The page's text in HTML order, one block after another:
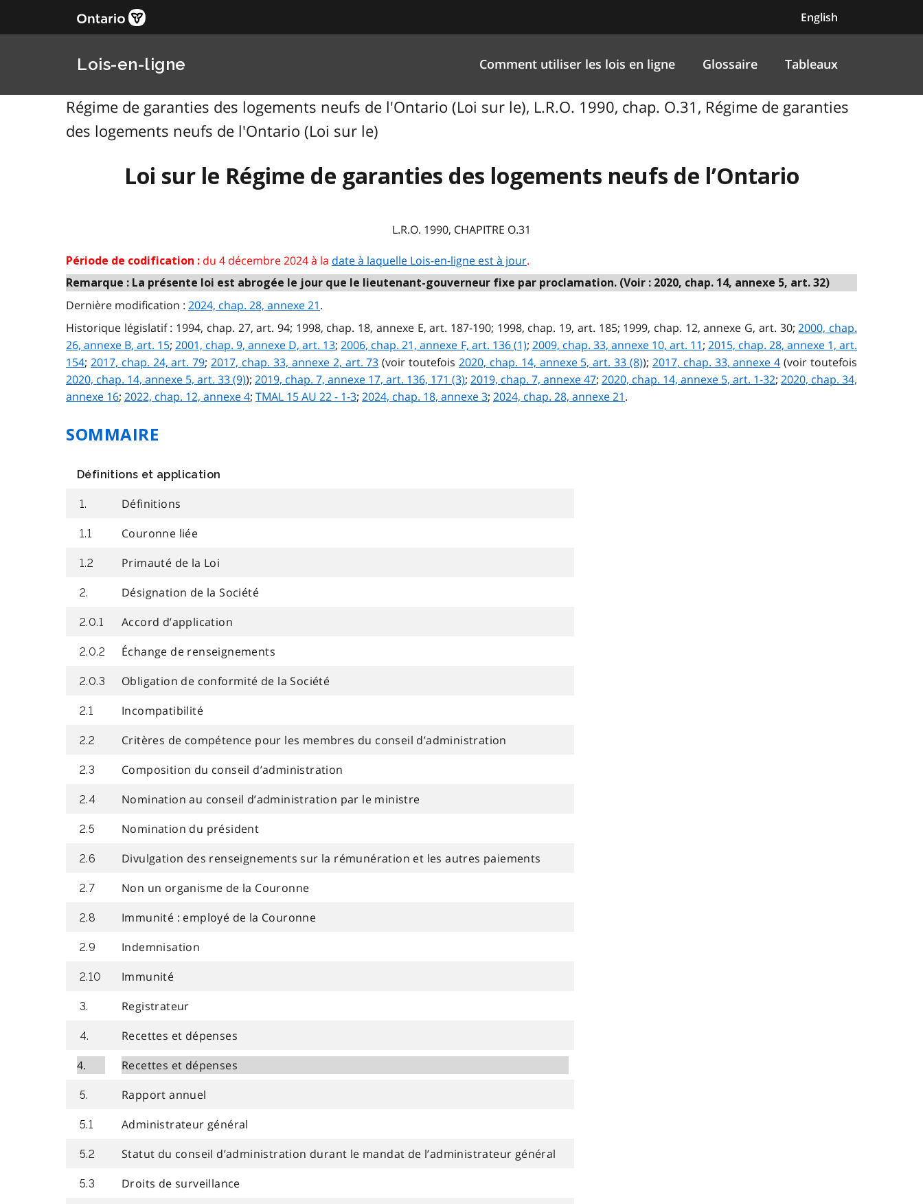
English
Lois-en-ligne Comment utiliser les lois en ligne Glossaire Tableaux
Régime de garanties des logements neufs de l'Ontario (Loi sur le), L.R.O. 1990, chap. O.31, Régime de garanties
des logements neufs de l'Ontario (Loi sur le)
Loi sur le Régime de garanties des logements neufs de l’Ontario
L.R.O. 1990, CHAPITRE O.31
Période de codification : du 4 décembre 2024 à la date à laquelle Lois-en-ligne est à jour.
Remarque : La présente loi est abrogée le jour que le lieutenant-gouverneur fixe par proclamation. (Voir : 2020, chap. 14, annexe 5, art. 32)
Dernière modification : 2024, chap. 28, annexe 21.
Historique législatif : 1994, chap. 27, art. 94; 1998, chap. 18, annexe E, art. 187-190; 1998, chap. 19, art. 185; 1999, chap. 12, annexe G, art. 30;2000, chap.
26, annexe B, art. 15;2001, chap. 9, annexe D, art. 13;2006, chap. 21, annexe F, art. 136 (1); 2009, chap. 33, annexe 10, art. 11; 2015, chap. 28, annexe 1, art.
154; 2017, chap. 24, art. 79;2017, chap. 33, annexe 2, art. 73 (voir toutefois 2020, chap. 14, annexe 5, art. 33 (8)); 2017, chap. 33, annexe 4 (voir toutefois
2020, chap. 14, annexe 5, art. 33 (9)); 2019, chap. 7, annexe 17, art. 136, 171 (3); 2019, chap. 7, annexe 47; 2020, chap. 14, annexe 5, art. 1-32; 2020, chap. 34,
annexe 16; 2022, chap. 12, annexe 4; TMAL 15 AU 22 - 1-3; 2024, chap. 18, annexe 3; 2024, chap. 28, annexe 21.
SOMMAIRE
Définitions et application
1. Définitions
1.1 Couronne liée
1.2 Primauté de la Loi
2. Désignation de la Société
2.0.1 Accord d’application
2.0.2 Échange de renseignements
2.0.3 Obligation de conformité de la Société
2.1 Incompatibilité
2.2 Critères de compétence pour les membres du conseil d’administration
2.3 Composition du conseil d’administration
2.4 Nomination au conseil d’administration par le ministre
2.5 Nomination du président
2.6 Divulgation des renseignements sur la rémunération et les autres paiements
2.7 Non un organisme de la Couronne
2.8 Immunité : employé de la Couronne
2.9 Indemnisation
2.10 Immunité
3. Registrateur
4.
Recettes et dépenses
4.
Recettes et dépenses
5. Rapport annuel
5.1 Administrateur général
5.2 Statut du conseil d’administration durant le mandat de l’administrateur général
5.3 Droits de surveillance